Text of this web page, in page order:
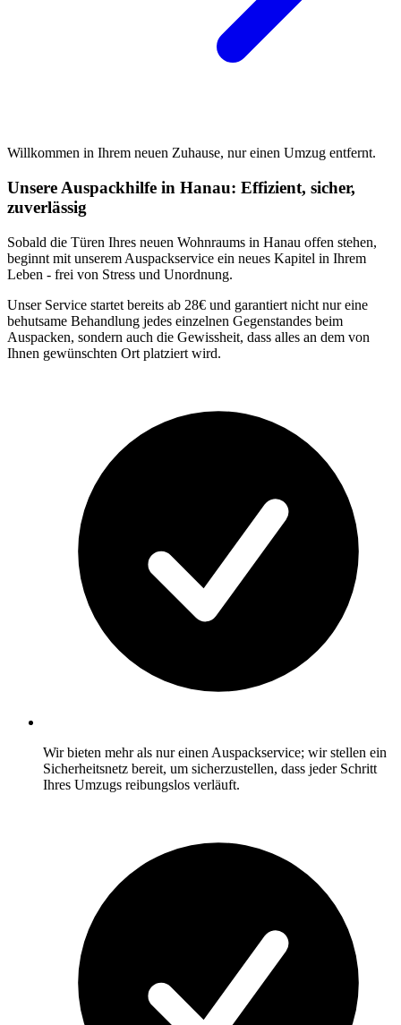
Willkommen in Ihrem neuen Zuhause, nur einen Umzug entfernt.
Unsere Auspackhilfe in Hanau: Effizient, sicher,
zuverlässig
Sobald die Türen Ihres neuen Wohnraums in Hanau offen stehen,
beginnt mit unserem Auspackservice ein neues Kapitel in Ihrem
Leben - frei von Stress und Unordnung.
Unser Service startet bereits ab 28€ und garantiert nicht nur eine
behutsame Behandlung jedes einzelnen Gegenstandes beim
Auspacken, sondern auch die Gewissheit, dass alles an dem von
Ihnen gewünschten Ort platziert wird.
Wir bieten mehr als nur einen Auspackservice; wir stellen ein
Sicherheitsnetz bereit, um sicherzustellen, dass jeder Schritt
Ihres Umzugs reibungslos verläuft.